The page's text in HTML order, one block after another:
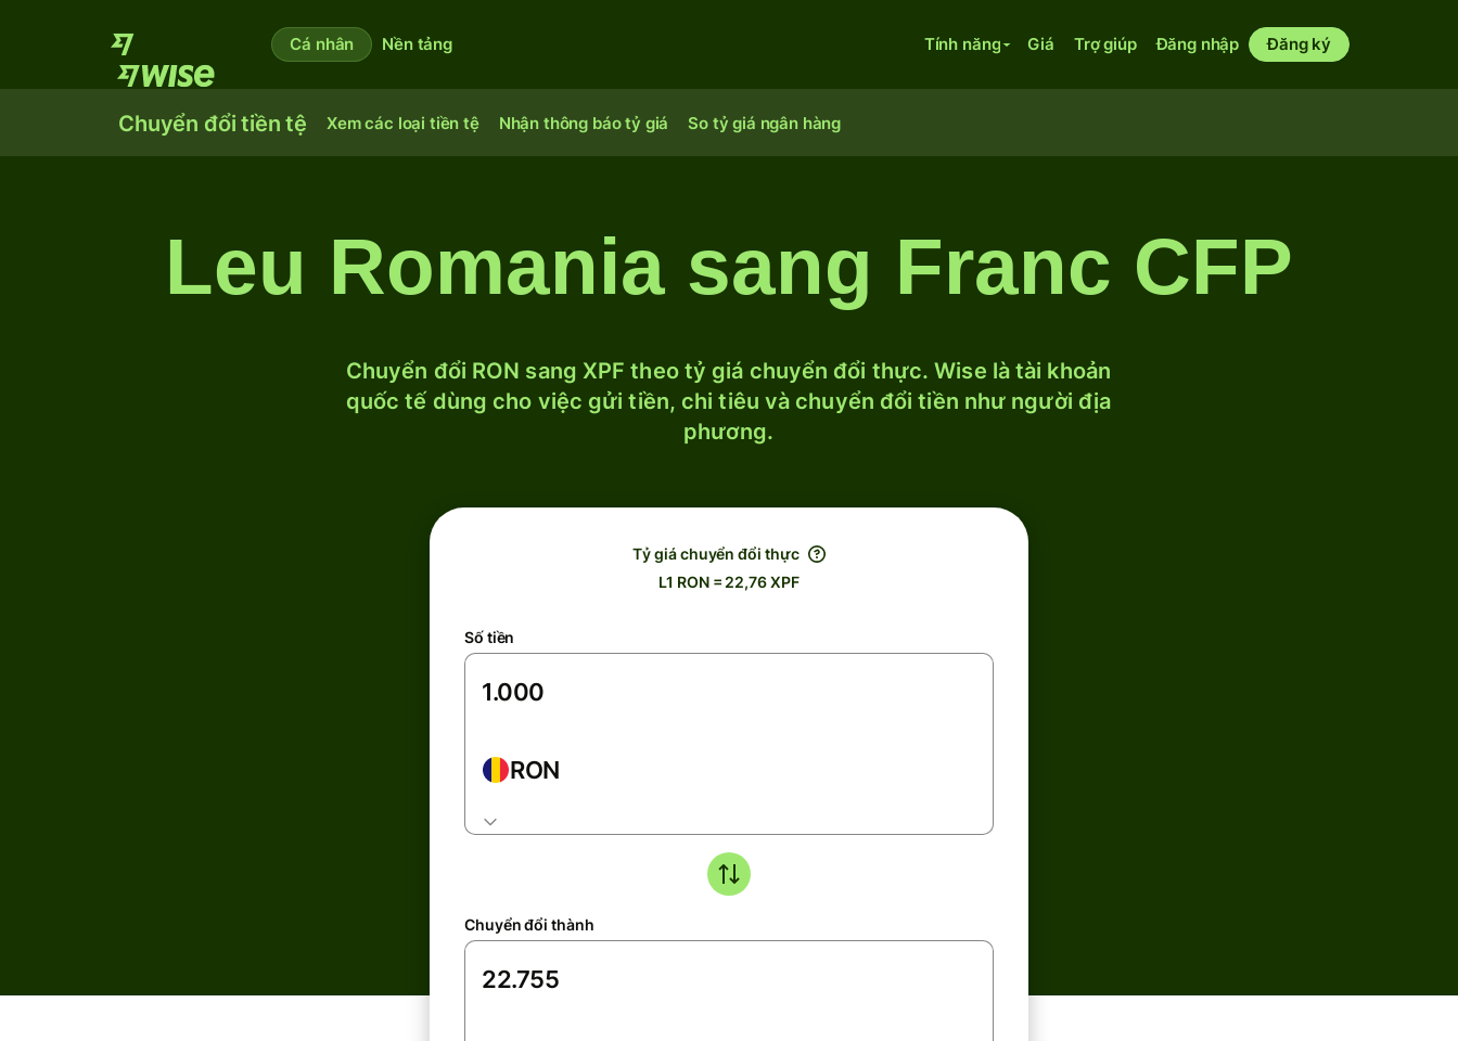
Cá nhân Nền tảng Tính năng Giá Trợ giúp Đăng nhập Đăng ký
Chuyển đổi tiền tệ Xem các loại tiền tệ Nhận thông báo tỷ giá So tỷ giá ngân hàng
Leu Romania sang Franc CFP
Chuyển đổi RON sang XPF theo tỷ giá chuyển đổi thực. Wise là tài khoản
quốc tế dùng cho việc gửi tiền, chi tiêu và chuyển đổi tiền như người địa
phương.
Tỷ giá chuyển đổi thực
L1 RON = 22,76 XPF
Số tiền
RON
Chuyển đổi thành